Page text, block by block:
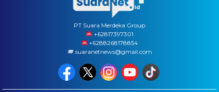
PT Suara Merdeka Group
‪+62817397301
+6288268178854
suaranetnews@gmail.com